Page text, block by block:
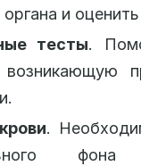
органа и
тесты.
.